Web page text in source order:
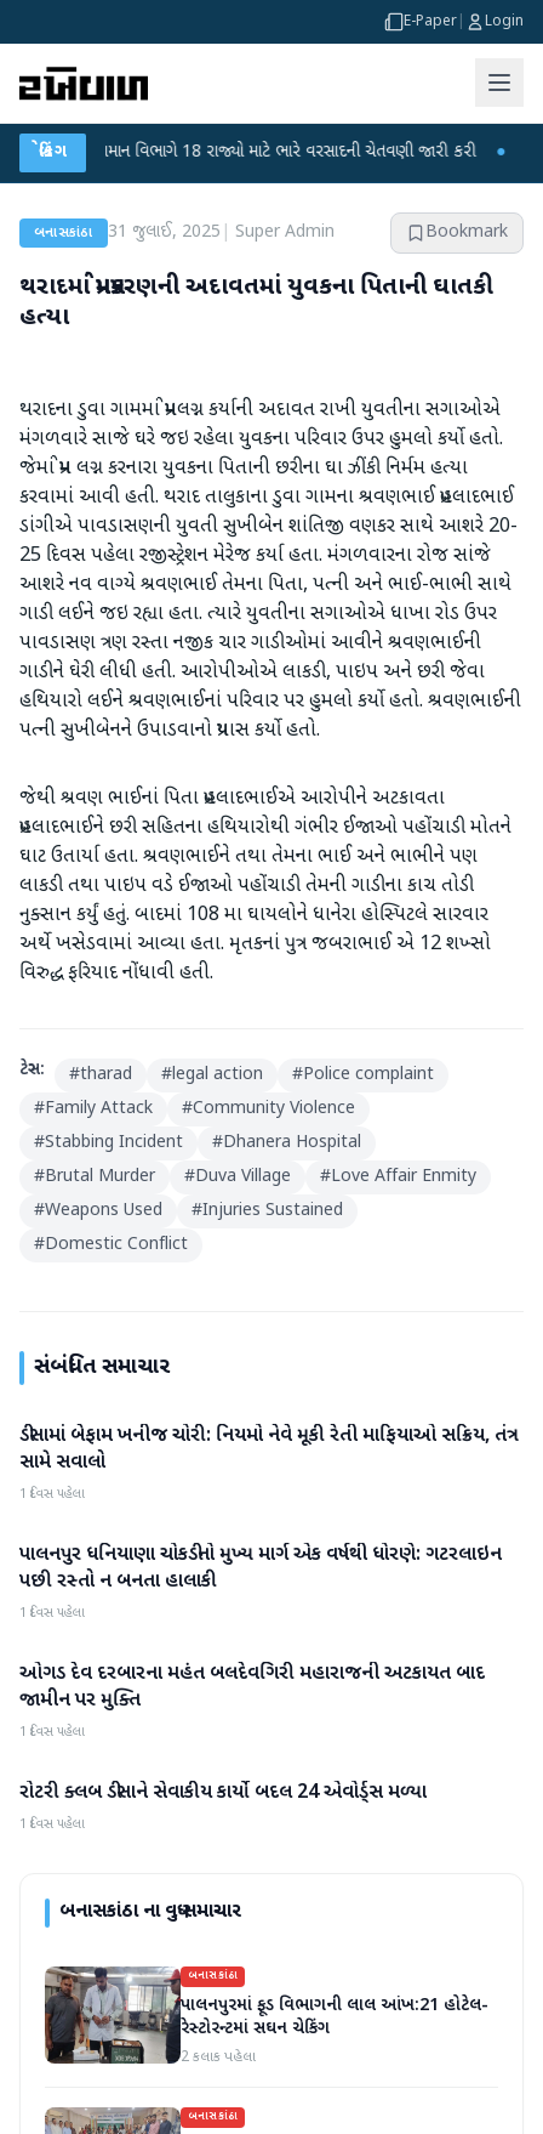
E-Paper Login
બ્રેકિંગ
હવામાન વિભાગે 18 રાજ્યો માટે ભારે વરસાદની ચેતવણી જારી કરી ● સિદ્ધપુરથી
બનાસકાંઠા 31 જુલાઈ, 2025 Super Admin Bookmark
થરાદમાં પ્રેમપ્રકરણની અદાવતમાં યુવકના પિતાની ઘાતકી
હત્યા
થરાદના ડુવા ગામમાં પ્રેમલગ્ન કર્યાની અદાવત રાખી યુવતીના સગાઓએ
મંગળવારે સાજે ઘરે જઇ રહેલા યુવકના પરિવાર ઉપર હુમલો કર્યો હતો.
જેમાં પ્રેમ લગ્ન કરનારા યુવકના પિતાની છરીના ઘા ઝીંકી નિર્મમ હત્યા
કરવામાં આવી હતી. થરાદ તાલુકાના ડુવા ગામના શ્રવણભાઈ પ્રહલાદભાઈ
ડાંગીએ પાવડાસણની યુવતી સુખીબેન શાંતિજી વણકર સાથે આશરે 20-
25 દિવસ પહેલા રજીસ્ટ્રેશન મેરેજ કર્યા હતા. મંગળવારના રોજ સાંજે
આશરે નવ વાગ્યે શ્રવણભાઈ તેમના પિતા, પત્ની અને ભાઈ-ભાભી સાથે
ગાડી લઈને જઇ રહ્યા હતા. ત્યારે યુવતીના સગાઓએ ધાખા રોડ ઉપર
પાવડાસણ ત્રણ રસ્તા નજીક ચાર ગાડીઓમાં આવીને શ્રવણભાઈની
ગાડીને ઘેરી લીધી હતી. આરોપીઓએ લાકડી, પાઇપ અને છરી જેવા
હથિયારો લઈને શ્રવણભાઈનાં પરિવાર પર હુમલો કર્યો હતો. શ્રવણભાઈની
પત્ની સુખીબેનને ઉપાડવાનો પ્રયાસ કર્યો હતો.
જેથી શ્રવણ ભાઈનાં પિતા પ્રહલાદભાઈએ આરોપીને અટકાવતા
પ્રહલાદભાઈને છરી સહિતના હથિયારોથી ગંભીર ઈજાઓ પહોંચાડી મોતને
ઘાટ ઉતાર્યા હતા. શ્રવણભાઈને તથા તેમના ભાઈ અને ભાભીને પણ
લાકડી તથા પાઇપ વડે ઈજાઓ પહોંચાડી તેમની ગાડીના કાચ તોડી
નુક્સાન કર્યું હતું. બાદમાં 108 મા ઘાયલોને ધાનેરા હોસ્પિટલે સારવાર
અર્થે ખસેડવામાં આવ્યા હતા. મૃતકનાં પુત્ર જબરાભાઈ એ 12 શખ્સો
વિરુદ્ધ ફરિયાદ નોંધાવી હતી.
ટેગ્સ: #tharad #legal action #Police complaint
#Family Attack #Community Violence
#Stabbing Incident #Dhanera Hospital
#Brutal Murder #Duva Village #Love Affair Enmity
#Weapons Used #Injuries Sustained
#Domestic Conflict
સંબંધિત સમાચાર
બનાસકાંઠા
ડીસામાં બેફામ ખનીજ ચોરી: નિયમો નેવે મૂકી રેતી માફિયાઓ સક્રિય, તંત્ર
સામે સવાલો
1 દિવસ પહેલા
બનાસકાંઠા
પાલનપુર ધનિયાણા ચોકડીનો મુખ્ય માર્ગ એક વર્ષથી ધોરણે: ગટરલાઇન
પછી રસ્તો ન બનતા હાલાકી
1 દિવસ પહેલા
બનાસકાંઠા
ઓગડ દેવ દરબારના મહંત બલદેવગિરી મહારાજની અટકાયત બાદ
જામીન પર મુક્તિ
1 દિવસ પહેલા
બનાસકાંઠા
રોટરી ક્લબ ડીસાને સેવાકીય કાર્યો બદલ 24 એવોર્ડ્સ મળ્યા
1 દિવસ પહેલા
બનાસકાંઠાના વધુ સમાચાર
બનાસકાંઠા
પાલનપુરમાં ફૂડ વિભાગની લાલ આંખ:21 હોટેલ-
રેસ્ટોરન્ટમાં સઘન ચેકિંગ
2 કલાક પહેલા
બનાસકાંઠા